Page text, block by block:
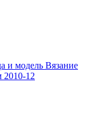
и модель Вязание
2010-12